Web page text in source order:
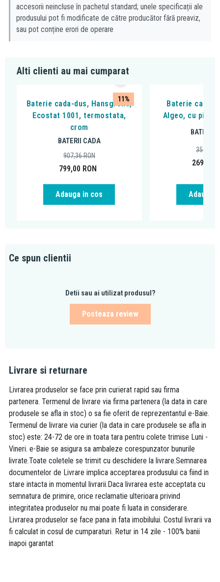
accesorii neincluse în pachetul standard; unele specificații ale
produsului pot fi modificate de către producător fără preaviz,
sau pot conține erori de operare
Alti clienti au mai cumparat
11%
Baterie cada-dus, Hansgrohe,
Ecostat 1001, termostata,
crom
BATERII CADA
799,00 RON
907,36RON
Adauga in cos
Baterie cada -
Algeo, cu pipa
BATERII
269,00
359,99
Adauga
Ce spun clientii
Detii sau ai utilizat produsul?
Posteaza review
Livrare si returnare
Livrarea produselor se face prin curierat rapid sau firma
partenera. Termenul de livrare via firma partenera (la data in care
produsele se afla in stoc) o sa fie oferit de reprezentantul e-Baie.
Termenul de livrare via curier (la data in care produsele se afla in
stoc) este: 24-72 de ore in toata tara pentru colete trimise Luni -
Vineri. e-Baie se asigura sa ambaleze corespunzator bunurile
livrate.Toate coletele se trimit cu deschidere la livrare.Semnarea
documentelor de Livrare implica acceptarea produsului ca fiind in
stare intacta in momentul livrarii.Daca livrarea este acceptata cu
semnatura de primire, orice reclamatie ulterioara privind
integritatea produselor nu mai poate fi luata in considerare.
Livrarea produselor se face pana in fata imobilului. Costul livrarii va
fi calculat in cosul de cumparaturi. Retur in 14 zile - 100% banii
inapoi garantat